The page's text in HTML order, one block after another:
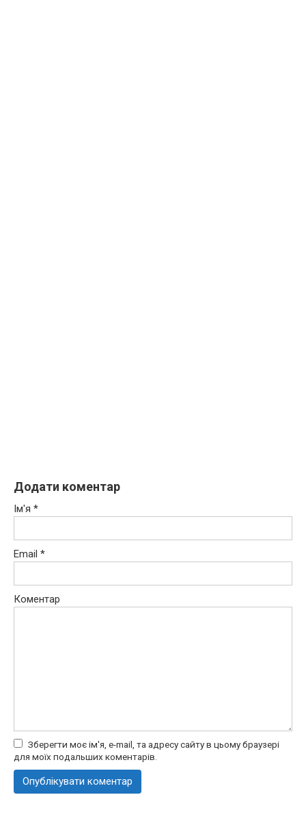
Додати коментар
Ім'я *
Email *
Коментар
Зберегти моє ім'я, e-mail, та адресу сайту в цьому браузері
для моїх подальших коментарів.